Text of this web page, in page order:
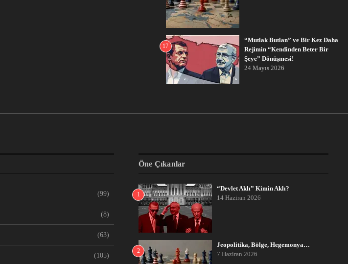
17
“Mutlak Butlan” ve Bir Kez Daha
Rejimin “Kendinden Beter Bir
Şeye” Dönüşmesi!
24 Mayıs 2026
(99)
(8)
(63)
(105)
Öne Çıkanlar
1
“Devlet Aklı” Kimin Aklı?
14 Haziran 2026
2
Jeopolitika, Bölge, Hegemonya…
7 Haziran 2026